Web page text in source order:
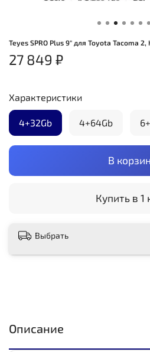
Teyes SPRO Plus 9" для Toyota Tacoma
27 849 ₽
В
Купить в 1
Характеристики
4+32Gb 4+64Gb
Выбрать
Описание